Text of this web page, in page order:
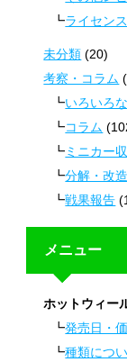
ライセン
未分類 (20)
考察・コラム
いろいろ
コラム
ミニカー
分解・改
戦果報告
メニュー
ホットウィー
発売日・
種類につ